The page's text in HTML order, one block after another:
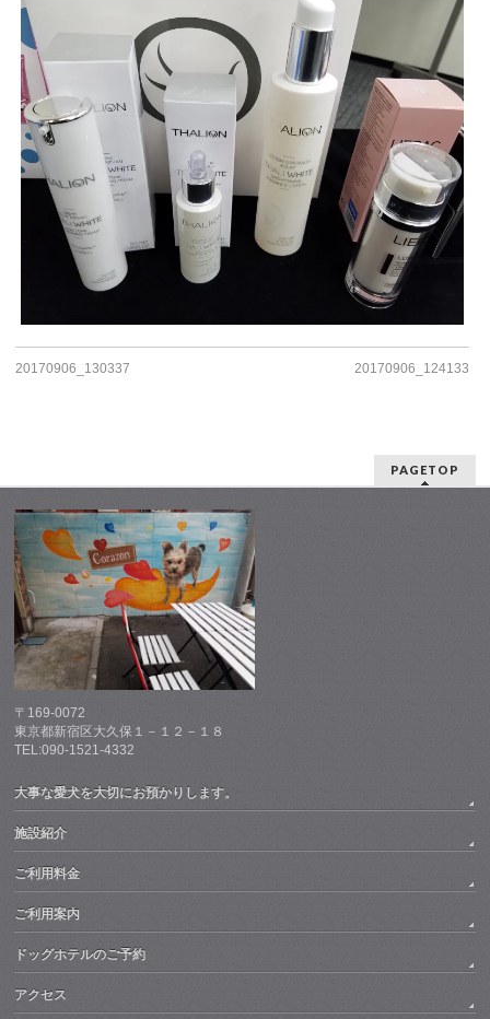
20170906_130337 20170906_124133
PAGETOP
〒169-0072
東京都新宿区大久保１－１２－１８
TEL:090-1521-4332
大事な愛犬を大切にお預かりします。
施設紹介
ご利用料金
ご利用案内
ドッグホテルのご予約
アクセス